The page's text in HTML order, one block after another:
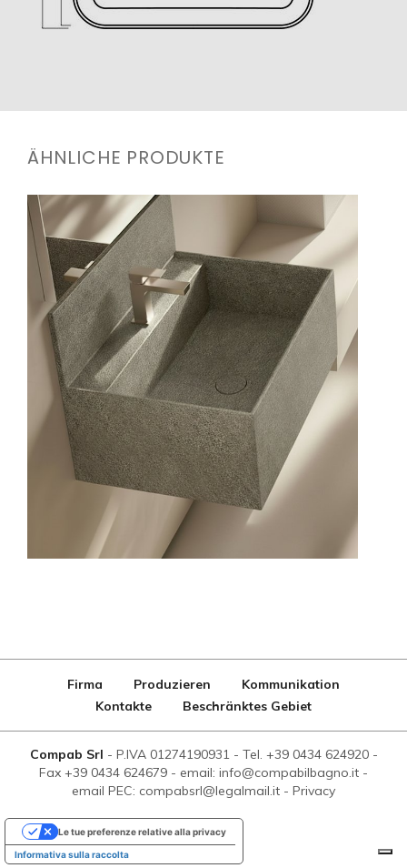
ÄHNLICHE PRODUKTE
Firma Produzieren
Kommunikation
Kontakte
Beschränktes Gebiet
Compab Srl - P.IVA 01274190931- Tel. +39 0434 624920-
Fax +39 0434 624679 - email: info@compabilbagno.it -
email PEC: compabsrl@legalmail.it - Privacy
Informativa sulla raccolta
Le tue preferenze relative alla privacy